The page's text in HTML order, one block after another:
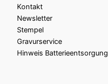
Kontakt
Newsletter
Stempel
Gravurservice
Hinweis Batterieentsorgung